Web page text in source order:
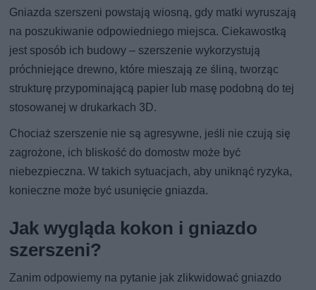
Gniazda szerszeni powstają wiosną, gdy matki wyruszają
na poszukiwanie odpowiedniego miejsca. Ciekawostką
jest sposób ich budowy – szerszenie wykorzystują
próchniejące drewno, które mieszają ze śliną, tworząc
strukturę przypominającą papier lub masę podobną do tej
stosowanej w drukarkach 3D.
Chociaż szerszenie nie są agresywne, jeśli nie czują się
zagrożone, ich bliskość do domostw może być
niebezpieczna. W takich sytuacjach, aby uniknąć ryzyka,
konieczne może być usunięcie gniazda.
Jak wygląda kokon i gniazdo
szerszeni?
Zanim odpowiemy na pytanie jak zlikwidować gniazdo